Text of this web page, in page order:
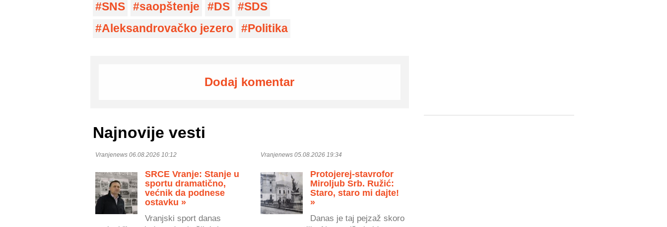
SNS saopštenje DS
SDS
Aleksandrovačko jezero
Politika
Dodaj komentar
Najnovije vesti
Vranjenews 06.08.2026 10:12
SRCE Vranje: Stanje u
sportu dramatično,
većnik da podnese
ostavku »
Vranjski sport danas
Vranjenews 05.08.2026 19:34
Protojerej-stavrofor
Miroljub Srb. Ružić:
Staro, staro mi dajte!
»
Danas je taj pejzaž skoro